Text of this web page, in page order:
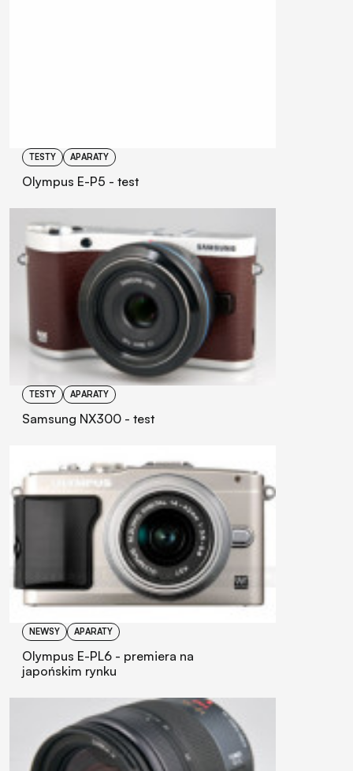
TESTY APARATY
Olympus E-P5 - test
TESTY APARATY
Samsung NX300 - test
NEWSY APARATY
Olympus E-PL6 - premiera na
japońskim rynku